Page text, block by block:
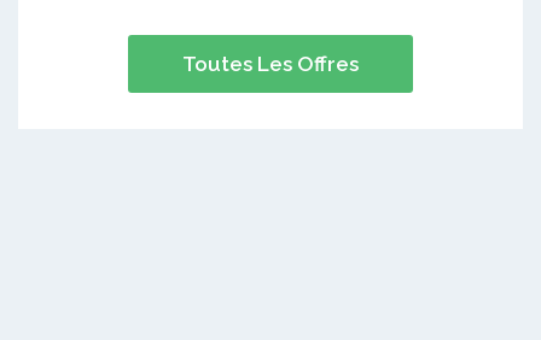
Toutes Les Offres